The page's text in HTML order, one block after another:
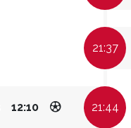
21:37
12:10 21:44